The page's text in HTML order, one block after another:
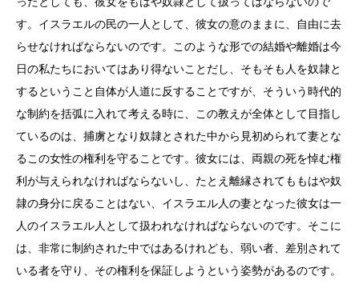
す。イスラエルの民の一人として、彼女の意のままに、自由に去
らせなければならないのです。このような形での結婚や離婚は今
日の私たちにおいてはあり得ないことだし、そもそも人を奴隷と
するということ自体が人道に反することですが、そういう時代的
な制約を括弧に入れて考える時に、この教えが全体として目指し
ているのは、捕虜となり奴隷とされた中から見初められて妻とな
るこの女性の権利を守ることです。彼女には、両親の死を悼む権
利が与えられなければならないし、たとえ離縁されてももはや奴
隷の身分に戻ることはない、イスラエル人の妻となった彼女は一
人のイスラエル人として扱われなければならないのです。そこに
は、非常に制約された中ではあるけれども、弱い者、差別されて
いる者を守り、その権利を保証しようという姿勢があるのです。